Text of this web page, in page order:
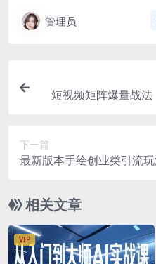
管理员
短视频矩阵爆量战
下一篇
最新版本手绘创业类引流
相关文章
VIP